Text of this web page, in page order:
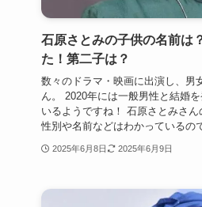
石原さとみの子供の名前は
た！第二子は？
数々のドラマ・映画に出演し、男
ん。 2020年には一般男性と結婚
いるようですね！ 石原さとみさ
性別や名前などはわかっているの
2025年6月8日 2025年6月9日